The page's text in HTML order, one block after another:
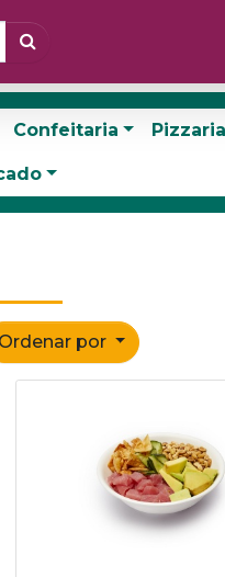
Confeitaria Pizzaria
Ordenar por